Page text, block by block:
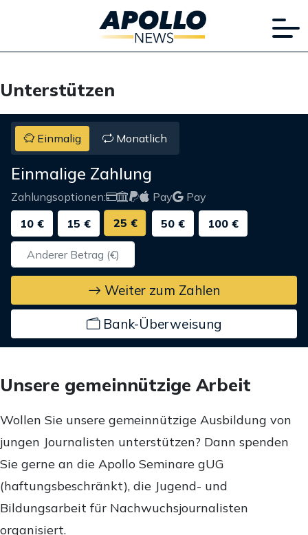
Unterstützen
Einmalig Monatlich
Einmalige Zahlung
Zahlungsoptionen: Pay
Pay
10 €
15 € 25 € 50 € 100 €
Weiter zum Zahlen
Bank-Überweisung
Unsere gemeinnützige Arbeit
Wollen Sie unsere gemeinnützige Ausbildung von
jungen Journalisten unterstützen? Dann spenden
Sie gerne an die Apollo Seminare gUG
(haftungsbeschränkt), die Jugend- und
Bildungsarbeit für Nachwuchsjournalisten
organisiert.